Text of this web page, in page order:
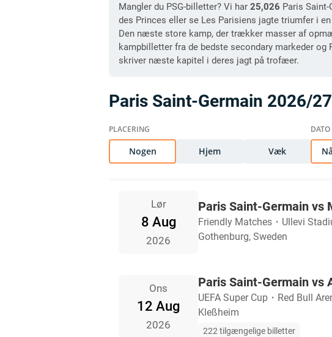
Mangler du PSG-billetter? Vi har 25,026 Paris
des Princes eller se Les Parisiens jagte triumfer i
Den næste store kamp, der trækker masser af
kampbilletter fra de bedste secondary markeder
skriver næste kapitel i deres jagt på trofæer.
Paris Saint-Germain 2026/
Nogen Hjem Væk
Lør
8 Aug
2026
Paris Saint-Germain vs
Friendly Matches ・ Ullevi
Gothenburg, Sweden
Ons
12 Aug
2026
Paris Saint-Germain vs
UEFA Super Cup ・ Red Bull
Kleßheim
222 tilgængelige billetter